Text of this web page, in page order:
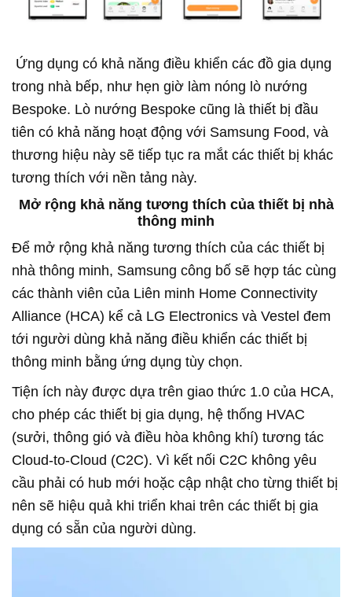
Ứng dụng có khả năng điều khiển các đồ gia dụng
trong nhà bếp, như hẹn giờ làm nóng lò nướng
Bespoke. Lò nướng Bespoke cũng là thiết bị đầu
tiên có khả năng hoạt động với Samsung Food, và
thương hiệu này sẽ tiếp tục ra mắt các thiết bị khác
tương thích với nền tảng này.
Mở rộng khả năng tương thích của thiết bị nhà
thông minh
Để mở rộng khả năng tương thích của các thiết bị
nhà thông minh, Samsung công bố sẽ hợp tác cùng
các thành viên của Liên minh Home Connectivity
Alliance (HCA) kể cả LG Electronics và Vestel đem
tới người dùng khả năng điều khiển các thiết bị
thông minh bằng ứng dụng tùy chọn.
Tiện ích này được dựa trên giao thức 1.0 của HCA,
cho phép các thiết bị gia dụng, hệ thống HVAC
(sưởi, thông gió và điều hòa không khí) tương tác
Cloud-to-Cloud (C2C). Vì kết nối C2C không yêu
cầu phải có hub mới hoặc cập nhật cho từng thiết bị
nên sẽ hiệu quả khi triển khai trên các thiết bị gia
dụng có sẵn của người dùng.